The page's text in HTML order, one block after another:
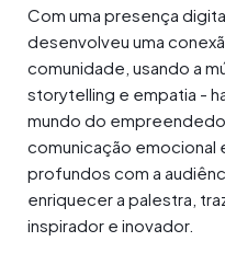
Com uma presença
desenvolveu uma
comunidade, usando a
storytelling e empatia -
mundo do
comunicação emocional
profundos com a
enriquecer a palestra,
inspirador e inovador.